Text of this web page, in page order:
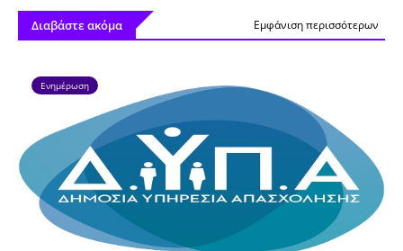
Διαβάστε ακόμα Εμφάνιση περισσότερων
Ενημέρωση